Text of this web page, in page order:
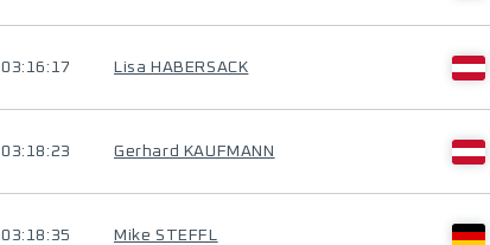
03:16:17 Lisa HABERSACK
03:18:23 Gerhard KAUFMANN
03:18:35 Mike STEFFL